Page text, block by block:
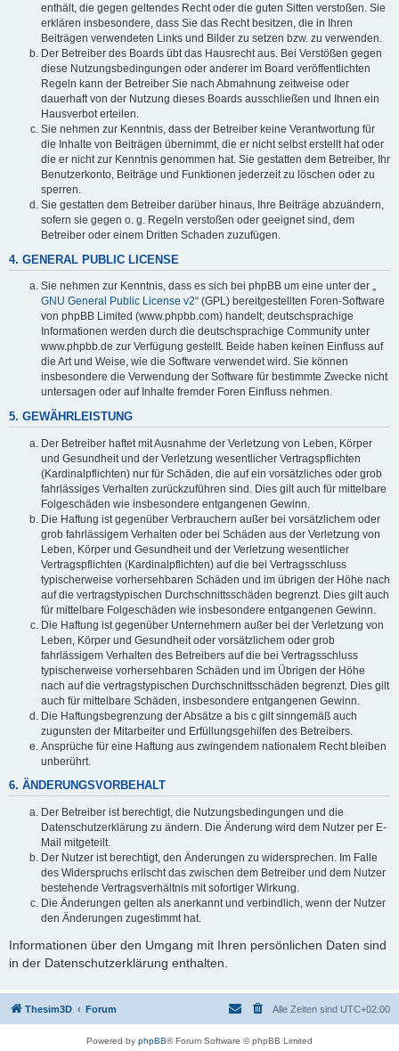
enthält, die gegen geltendes Recht oder die guten Sitten verstoßen. Sie
erklären insbesondere, dass Sie das Recht besitzen, die in Ihren
Beiträgen verwendeten Links und Bilder zu setzen bzw. zu verwenden.
Der Betreiber des Boards übt das Hausrecht aus. Bei Verstößen gegen
diese Nutzungsbedingungen oder anderer im Board veröffentlichten
Regeln kann der Betreiber Sie nach Abmahnung zeitweise oder
dauerhaft von der Nutzung dieses Boards ausschließen und Ihnen ein
Hausverbot erteilen.
Sie nehmen zur Kenntnis, dass der Betreiber keine Verantwortung für
die Inhalte von Beiträgen übernimmt, die er nicht selbst erstellt hat oder
die er nicht zur Kenntnis genommen hat. Sie gestatten dem Betreiber, Ihr
Benutzerkonto, Beiträge und Funktionen jederzeit zu löschen oder zu
sperren.
Sie gestatten dem Betreiber darüber hinaus, Ihre Beiträge abzuändern,
sofern sie gegen o. g. Regeln verstoßen oder geeignet sind, dem
Betreiber oder einem Dritten Schaden zuzufügen.
4. GENERAL PUBLIC LICENSE
Sie nehmen zur Kenntnis, dass es sich bei phpBB um eine unter der „
GNU General Public License v2“ (GPL) bereitgestellten Foren-Software
von phpBB Limited (www.phpbb.com) handelt; deutschsprachige
Informationen werden durch die deutschsprachige Community unter
www.phpbb.de zur Verfügung gestellt. Beide haben keinen Einfluss auf
die Art und Weise, wie die Software verwendet wird. Sie können
insbesondere die Verwendung der Software für bestimmte Zwecke nicht
untersagen oder auf Inhalte fremder Foren Einfluss nehmen.
5. GEWÄHRLEISTUNG
Der Betreiber haftet mit Ausnahme der Verletzung von Leben, Körper
und Gesundheit und der Verletzung wesentlicher Vertragspflichten
(Kardinalpflichten) nur für Schäden, die auf ein vorsätzliches oder grob
fahrlässiges Verhalten zurückzuführen sind. Dies gilt auch für mittelbare
Folgeschäden wie insbesondere entgangenen Gewinn.
Die Haftung ist gegenüber Verbrauchern außer bei vorsätzlichem oder
grob fahrlässigem Verhalten oder bei Schäden aus der Verletzung von
Leben, Körper und Gesundheit und der Verletzung wesentlicher
Vertragspflichten (Kardinalpflichten) auf die bei Vertragsschluss
typischerweise vorhersehbaren Schäden und im übrigen der Höhe nach
auf die vertragstypischen Durchschnittsschäden begrenzt. Dies gilt auch
für mittelbare Folgeschäden wie insbesondere entgangenen Gewinn.
Die Haftung ist gegenüber Unternehmern außer bei der Verletzung von
Leben, Körper und Gesundheit oder vorsätzlichem oder grob
fahrlässigem Verhalten des Betreibers auf die bei Vertragsschluss
typischerweise vorhersehbaren Schäden und im Übrigen der Höhe
nach auf die vertragstypischen Durchschnittsschäden begrenzt. Dies gilt
auch für mittelbare Schäden, insbesondere entgangenen Gewinn.
Die Haftungsbegrenzung der Absätze a bis c gilt sinngemäß auch
zugunsten der Mitarbeiter und Erfüllungsgehilfen des Betreibers.
Ansprüche für eine Haftung aus zwingendem nationalem Recht bleiben
unberührt.
6. ÄNDERUNGSVORBEHALT
Der Betreiber ist berechtigt, die Nutzungsbedingungen und die
Datenschutzerklärung zu ändern. Die Änderung wird dem Nutzer per E-
Mail mitgeteilt.
Der Nutzer ist berechtigt, den Änderungen zu widersprechen. Im Falle
des Widerspruchs erlischt das zwischen dem Betreiber und dem Nutzer
bestehende Vertragsverhältnis mit sofortiger Wirkung.
Die Änderungen gelten als anerkannt und verbindlich, wenn der Nutzer
den Änderungen zugestimmt hat.
Informationen über den Umgang mit Ihren persönlichen Daten sind
in der Datenschutzerklärung enthalten.
Thesim3D Forum Alle Zeiten sind UTC+02:00
Powered by phpBB® Forum Software © phpBB Limited